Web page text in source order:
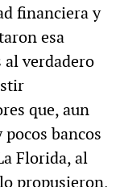
financiera y
esa
al verdadero
que, aun
bancos
Florida, al
propusieron,